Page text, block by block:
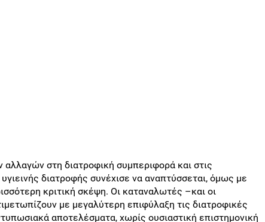
στη διατροφική συμπεριφορά και στις
διατροφής συνέχισε να αναπτύσσεται, όμως με
κριτική σκέψη. Οι καταναλωτές –και οι
με μεγαλύτερη επιφύλαξη τις διατροφικές
αποτελέσματα, χωρίς ουσιαστική επιστημονική